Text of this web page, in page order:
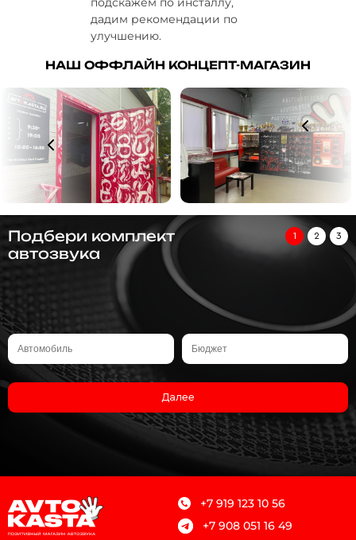
дадим рекомендации по
улучшению.
НАШ ОФФЛАЙН КОНЦЕПТ-МАГАЗИН
Подбери комплект
автозвука
1 2 3
Далее
+7 919 123 10 56
+7 908 051 16 49